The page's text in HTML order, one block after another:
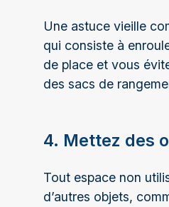
Une astuce vieille
qui consiste à
de place et vous
des sacs de
4. Mettez des
Tout espace non
d’autres objets,